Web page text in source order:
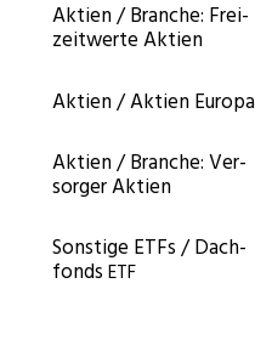
Akti­en / Bran­che: Frei­
zeit­wer­te Aktien
Akti­en / Akti­en Europa
Akti­en / Bran­che: Ver­
sor­ger Aktien
Sons­ti­ge ETFs / Dach­
fonds ETF